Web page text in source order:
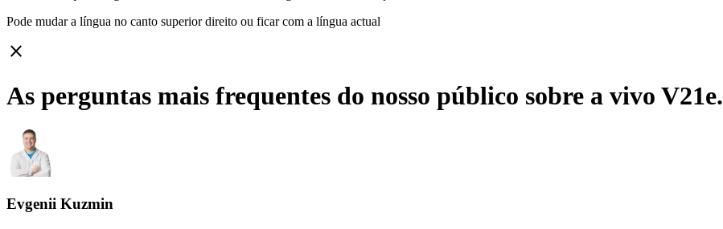
Pode mudar a língua no canto superior direito ou ficar com a língua actual
close
As perguntas mais frequentes do nosso público sobre a vivo V21e.
Evgenii Kuzmin